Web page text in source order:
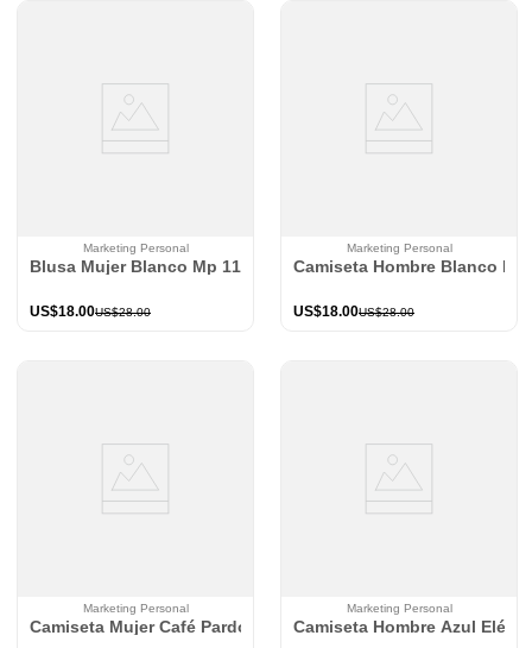
Marketing Personal
Blusa Mujer Blanco Mp 114991
US$28.00
US$18.00
Marketing Personal
Camiseta Hombre Blanco Mp
US$28.00
US$18.00
Marketing Personal
Camiseta Mujer Café Pardo Mp 115208
Marketing Personal
Camiseta Hombre Azul